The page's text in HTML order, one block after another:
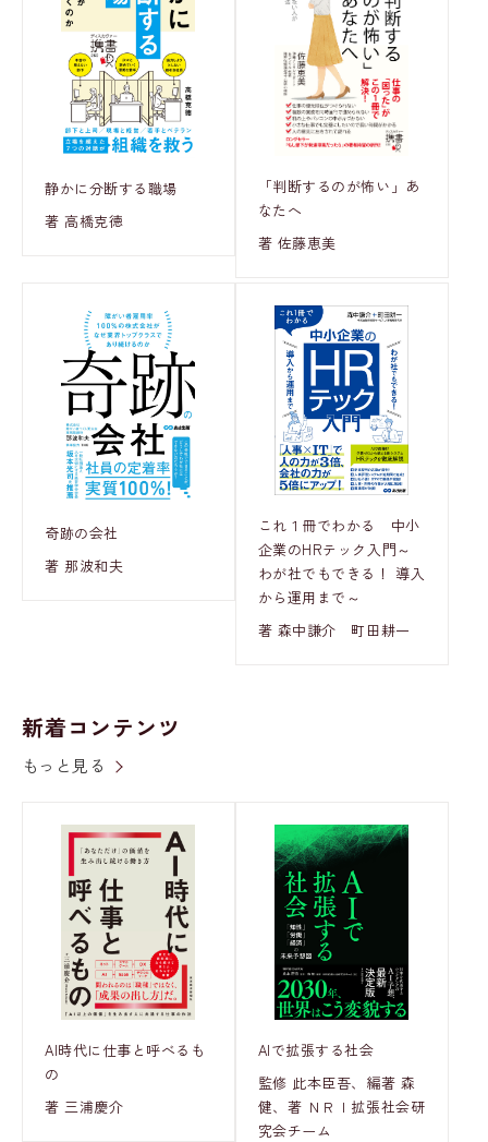
静かに分断する職場
著 高橋克徳
「判断するのが怖い」あ
なたへ
著 佐藤恵美
奇跡の会社
著 那波和夫
これ１冊でわかる 中小
企業のHRテック入門～
わが社でもできる！ 導入
から運用まで～
著 森中謙介 町田耕一
新着コンテンツ
もっと見る
AI時代に仕事と呼べるも
の
著 三浦慶介
AIで拡張する社会
監修 此本臣吾、編著 森
健、著 ＮＲＩ拡張社会研
究会チーム